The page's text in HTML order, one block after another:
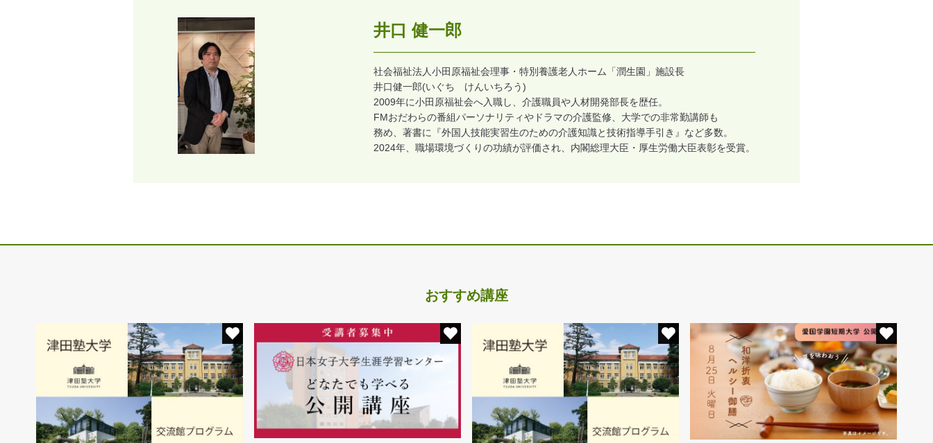
井口 健一郎
社会福祉法人小田原福祉会理事・特別養護老人ホーム「潤生園」施設長
井口健一郎(いぐち けんいちろう)
2009年に小田原福祉会へ入職し、介護職員や人材開発部長を歴任。
FMおだわらの番組パーソナリティやドラマの介護監修、大学での非常勤講師も
務め、著書に『外国人技能実習生のための介護知識と技術指導手引き』など多数。
2024年、職場環境づくりの功績が評価され、内閣総理大臣・厚生労働大臣表彰を受賞。
おすすめ講座